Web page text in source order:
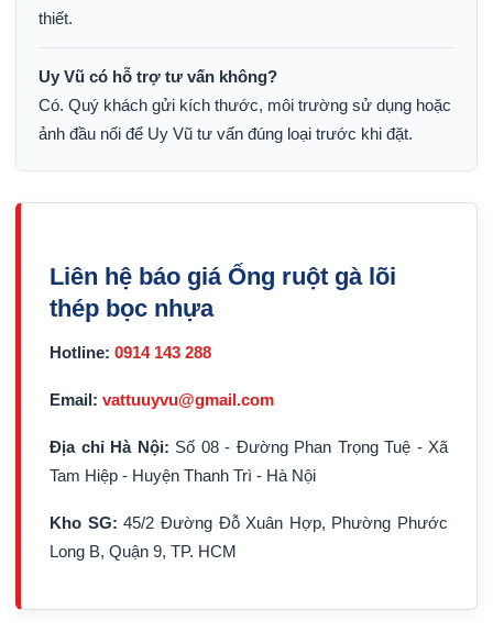
thiết.
Uy Vũ có hỗ trợ tư vấn không?
Có. Quý khách gửi kích thước, môi trường sử dụng hoặc
ảnh đầu nối để Uy Vũ tư vấn đúng loại trước khi đặt.
Liên hệ báo giá Ống ruột gà lõi
thép bọc nhựa
Hotline: 0914 143 288
Email: vattuuyvu@gmail.com
Địa chỉ Hà Nội: Số 08 - Đường Phan Trọng Tuệ - Xã
Tam Hiệp - Huyện Thanh Trì - Hà Nội
Kho SG: 45/2 Đường Đỗ Xuân Hợp, Phường Phước
Long B, Quận 9, TP. HCM